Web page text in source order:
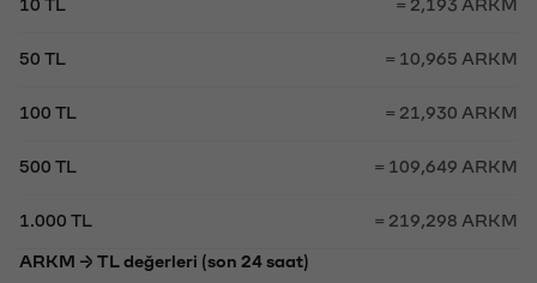
50 TL = 10,965 ARKM
100 TL = 21,930 ARKM
500 TL = 109,649 ARKM
1.000 TL = 219,298 ARKM
ARKM → TL değerleri (son 24 saat)